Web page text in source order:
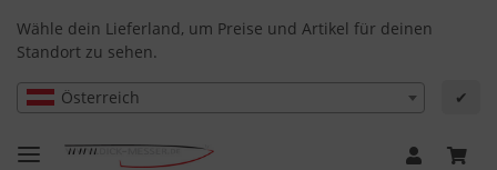
Wähle dein Lieferland, um Preise und Artikel für deinen
Standort zu sehen.
Österreich ✔